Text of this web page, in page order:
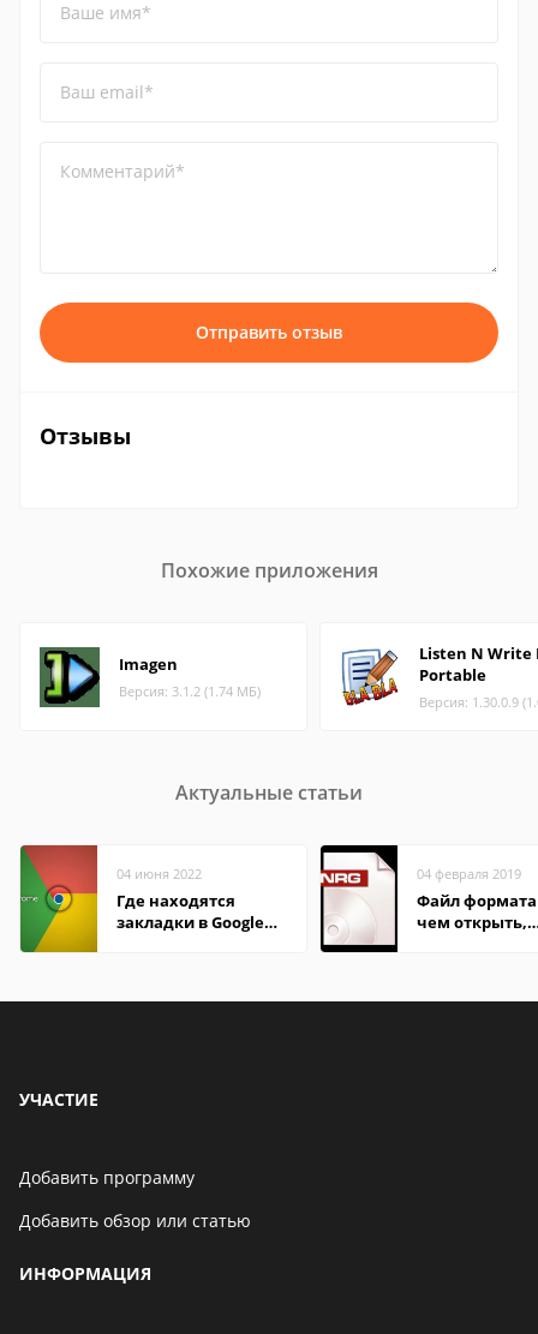
Ваше имя*
Ваш email*
Комментарий*
Отправить отзыв
Отзывы
Похожие приложения
Imagen
Версия: 3.1.2 (1.74 МБ)
Listen N Write
Portable
Версия: 1.30.0.9
Актуальные статьи
04 июня 2022
Где находятся
закладки в Google
04 февраля 2019
Файл формата
чем открыть,
УЧАСТИЕ
Добавить программу
Добавить обзор или статью
ИНФОРМАЦИЯ